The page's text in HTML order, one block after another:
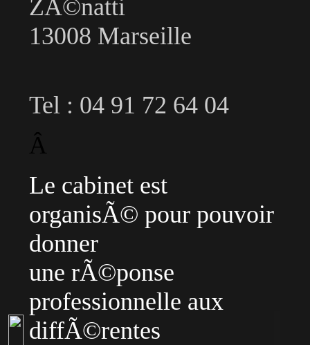
ZÃ©natti
13008 Marseille
Tel : 04 91 72 64 04
Â
Le cabinet est
organisÃ© pour pouvoir
donner
une rÃ©ponse
professionnelle aux
diffÃ©rentes